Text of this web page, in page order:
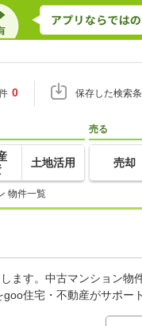
0 保存した検索
土地活用
売る
売却
物件一覧
ます。中古マンション物
住宅・不動産がサポー